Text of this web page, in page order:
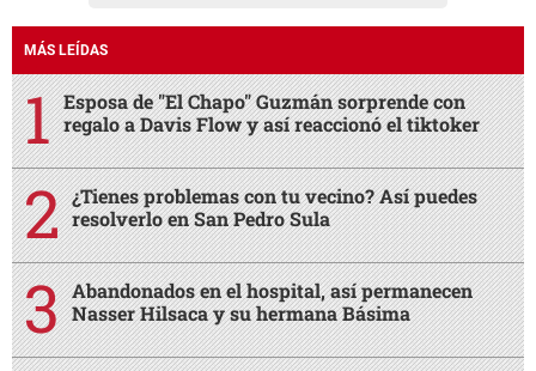
MÁS LEÍDAS
Esposa de "El Chapo" Guzmán sorprende con
regalo a Davis Flow y así reaccionó el tiktoker
¿Tienes problemas con tu vecino? Así puedes
resolverlo en San Pedro Sula
Abandonados en el hospital, así permanecen
Nasser Hilsaca y su hermana Básima